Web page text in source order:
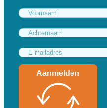
Aanmelden